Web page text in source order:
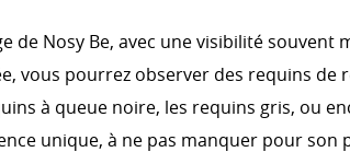
de Nosy Be, avec une visibilité souvent
vous pourrez observer des requins de
à queue noire, les requins gris, ou
unique, à ne pas manquer pour son